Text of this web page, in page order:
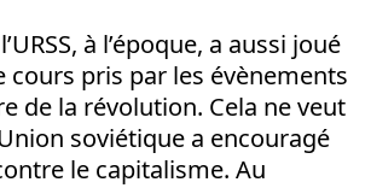
à l’époque, a aussi joué
cours pris par les évènements
de la révolution. Cela ne veut
soviétique a encouragé
le capitalisme. Au